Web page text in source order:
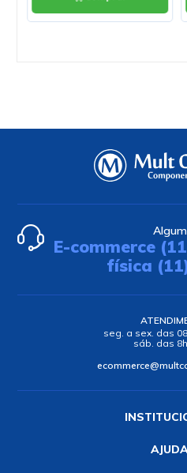
E-commerce
física
seg. a sex. das
sáb. das